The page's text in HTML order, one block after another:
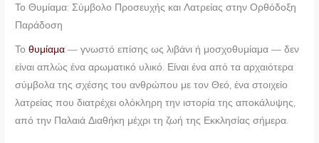
Το Θυμίαμα: Σύμβολο Προσευχής και Λατρείας στην Ορθόδοξη
Παράδοση
Τοθυμίαμα— γνωστό επίσης ως λιβάνι ή μοσχοθυμίαμα — δεν
είναι απλώς ένα αρωματικό υλικό. Είναι ένα από τα αρχαιότερα
σύμβολα της σχέσης του ανθρώπου με τον Θεό, ένα στοιχείο
λατρείας που διατρέχει ολόκληρη την ιστορία της αποκάλυψης,
από την Παλαιά Διαθήκη μέχρι τη ζωή της Εκκλησίας σήμερα.